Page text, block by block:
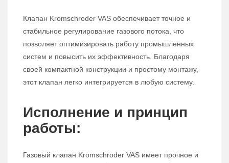
Клапан Kromschroder VAS обеспечивает точное и
стабильное регулирование газового потока, что
позволяет оптимизировать работу промышленных
систем и повысить их эффективность. Благодаря
своей компактной конструкции и простому монтажу,
этот клапан легко интегрируется в любую систему.
Исполнение и принцип
работы:
Газовый клапан Kromschroder VAS имеет прочное и